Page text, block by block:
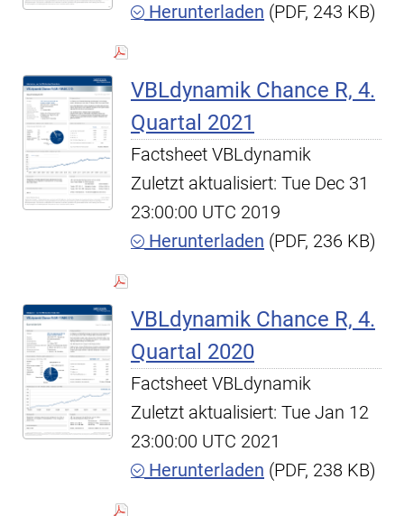
Herunterladen (PDF, 243 KB)
VBLdynamik Chance R, 4.
Quartal 2021
Factsheet VBLdynamik
Zuletzt aktualisiert: Tue Dec 31
23:00:00 UTC 2019
Herunterladen (PDF, 236 KB)
VBLdynamik Chance R, 4.
Quartal 2020
Factsheet VBLdynamik
Zuletzt aktualisiert: Tue Jan 12
23:00:00 UTC 2021
Herunterladen (PDF, 238 KB)